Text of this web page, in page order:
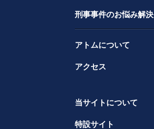
刑事事件のお悩み解決
アトムについて
アクセス
当サイトについて
特設サイト